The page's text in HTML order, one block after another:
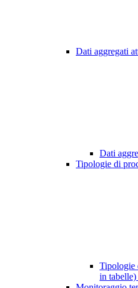
Dati aggregati
Dati
Tipologie di
Tipologie
in tabelle)